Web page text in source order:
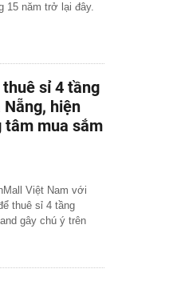
15 năm trở lại đây.
sỉ 4 tầng
hiện
tâm mua sắm
Việt Nam với
thuê sỉ 4 tầng
gây chú ý trên